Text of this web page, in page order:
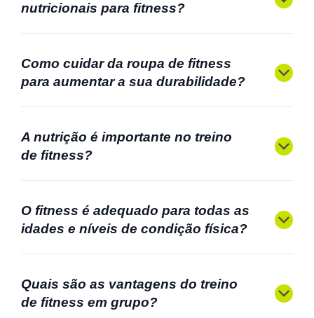
nutricionais para fitness?
Como cuidar da roupa de fitness
para aumentar a sua durabilidade?
A nutrição é importante no treino
de fitness?
O fitness é adequado para todas as
idades e níveis de condição física?
Quais são as vantagens do treino
de fitness em grupo?